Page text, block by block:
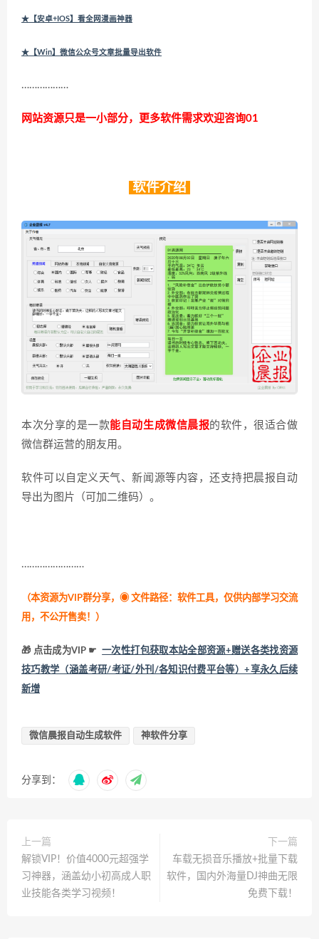
★【安卓+IOS】看全网漫画神器
★【Win】微信公众号文章批量导出软件
………………
网站资源只是一小部分，更多软件需求欢迎咨询01
软件介绍
本次分享的是一款能自动生成微信晨报的软件，很适合做
微信群运营的朋友用。
软件可以自定义天气、新闻源等内容，还支持把晨报自动
导出为图片（可加二维码）。
……………………
（本资源为VIP群分享， ◉ 文件路径：软件工具，仅供内部学习交流
用，不公开售卖！ ）
🎁 点击成为VIP ☛ 一次性打包获取本站全部资源+赠送各类找资源
技巧教学（涵盖考研/考证/外刊/各知识付费平台等）+享永久后续
新增
微信晨报自动生成软件 神软件分享
分享到：
上一篇
解锁VIP！价值4000元超强学
习神器，涵盖幼小初高成人职
业技能各类学习视频！
下一篇
车载无损音乐播放+批量下载
软件，国内外海量DJ神曲无限
免费下载！